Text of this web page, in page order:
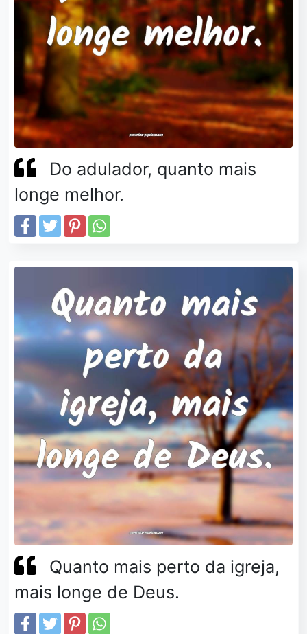
Do adulador, quanto mais
longe melhor.
Quanto mais perto da igreja,
mais longe de Deus.